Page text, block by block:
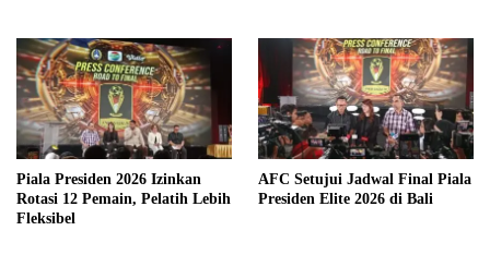
Piala Presiden 2026 Izinkan
Rotasi 12 Pemain, Pelatih Lebih
Fleksibel
AFC Setujui Jadwal Final Piala
Presiden Elite 2026 di Bali